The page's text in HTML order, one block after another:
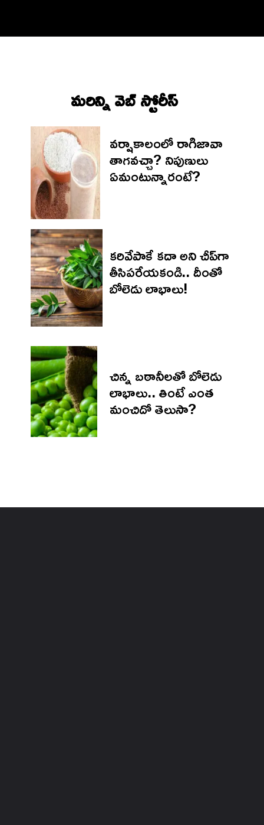
మరిన్ని వెబ్ స్టోరీస్‌
వర్షాకాలంలో రాగిజావా
తాగవచ్చా? నిపుణులు
ఏమంటున్నారంటే?
కరివేపాకే కదా అని చీప్‌గా
తీసిపరేయకండి.. దీంతో
బోలెడు లాభాలు!
చిన్న బఠానీలతో బోలెడు
లాభాలు.. తింటే ఎంత
మంచిదో తెలుసా?